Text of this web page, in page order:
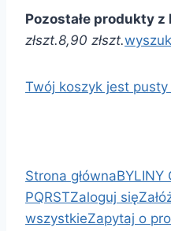
Pozostałe produkty
złszt.8,90 złszt.
Twój koszyk jest
Strona głównaBYLINY
PQRSTZaloguj się
wszystkieZapytaj o